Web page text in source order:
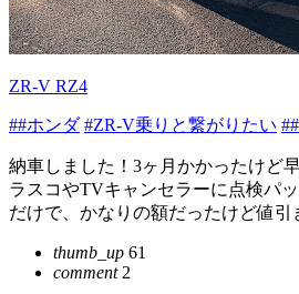
ZR-V RZ4
##ホンダ #ZR-V乗りと繋がりたい
納車しました！3ヶ月かかったけど
ラスコやTVキャンセラーに点検パ
だけで、かなりの額だったけど値引
thumb_up 61
comment2